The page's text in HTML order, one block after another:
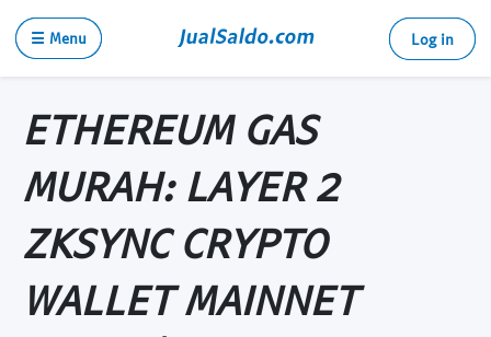
☰ Menu Log in
ETHEREUM GAS
MURAH: LAYER 2
ZKSYNC CRYPTO
WALLET MAINNET